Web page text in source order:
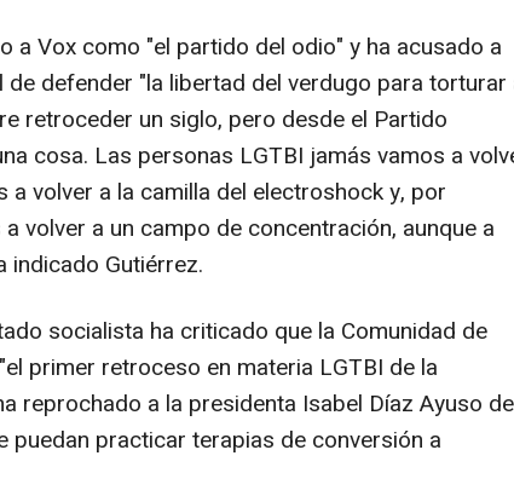
a Vox como "el partido del odio" y ha acusado a
de defender "la libertad del verdugo para torturar
retroceder un siglo, pero desde el Partido
cosa. Las personas LGTBI jamás vamos a
a volver a la camilla del electroshock y, por
volver a un campo de concentración, aunque a
indicado Gutiérrez.
socialista ha criticado que la Comunidad de
primer retroceso en materia LGTBI de la
reprochado a la presidenta Isabel Díaz Ayuso de
puedan practicar terapias de conversión a